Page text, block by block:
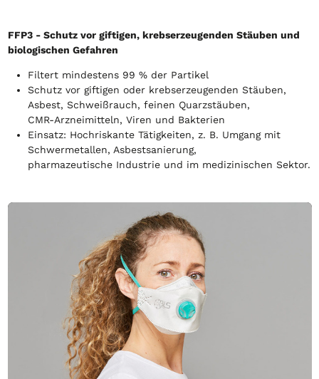
FFP3 - Schutz vor giftigen, krebserzeugenden Stäuben und
biologischen Gefahren
Filtert mindestens 99 % der Partikel
Schutz vor giftigen oder krebserzeugenden Stäuben,
Asbest, Schweißrauch, feinen Quarzstäuben,
CMR-Arzneimitteln, Viren und Bakterien
Einsatz: Hochriskante Tätigkeiten, z. B. Umgang mit
Schwermetallen, Asbestsanierung,
pharmazeutische Industrie und im medizinischen Sektor.